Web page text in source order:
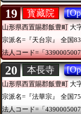
19 寳藏院
山形県西置賜郡飯豊町 大
宗派名=『天台宗』
全国
法人コード=「
20 本長寺
山形県西置賜郡飯豊町 大
宗派名=『法華宗』
全国
法人コード=「